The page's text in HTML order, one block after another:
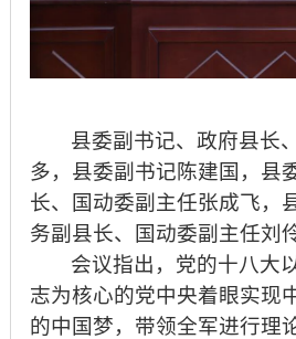
县委副书记、政府县长
多，县委副书记陈建国，县
长、国动委副主任张成飞，
务副县长、国动委副主任刘
会议指出，党的十八大
志为核心的党中央着眼实现
的中国梦，带领全军进行理